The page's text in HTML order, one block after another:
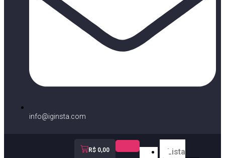
info@iginsta.com
R$0,00
Lista